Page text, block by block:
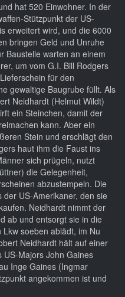
hat 520 Einwohner. In der
Stützpunkt der US-
erweitert wird, und die 6000
bringen Geld und Unruhe
Baustelle warten an einem
um vom G.I. Bill Rodgers
für den
gewaltige Baugrube füllt. Als
Neidhardt (Helmut Wildt)
ein Steinchen, damit der
kann. Aber ein
Stein und erschlägt den
haut ihm die Faust ins
sich prügeln, nutzt
die Gelegenheit,
abzustempeln. Die
US-Amerikaner, den sie
Neidhardt nimmt der
ab und entsorgt sie in die
soeben ablädt, im Nu
Neidhardt hält auf einer
Majors John Gaines
Inge Gaines (Ingmar
angekommen ist und